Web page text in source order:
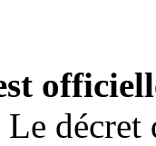
Le décret